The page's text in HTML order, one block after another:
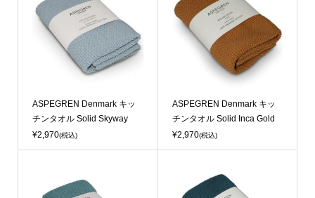
ASPEGREN Denmark キッ
チンタオル Solid Skyway
¥2,970(税込)
Sold Out
ASPEGREN Denmark キッ
チンタオル Solid Inca Gold
¥2,970(税込)